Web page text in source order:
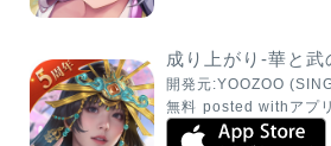
成り上がり-華と武
開発元:YOOZOO
無料 posted with アプ